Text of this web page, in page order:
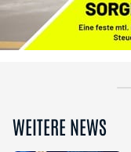
WEITERE NEWS